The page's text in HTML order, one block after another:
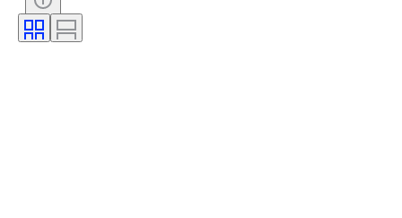
キッチンナイフタイプ
アーティスト